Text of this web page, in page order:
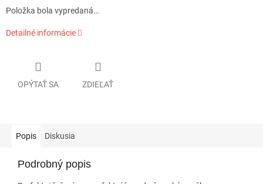
Položka bola vypredaná…
Detailné informácie
OPÝTAŤ SA ZDIEĽAŤ
Popis Diskusia
Podrobný popis